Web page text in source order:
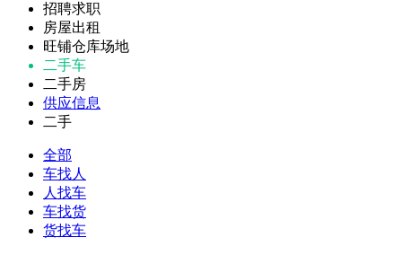
招聘求职
房屋出租
旺铺仓库场地
二手车
二手房
供应信息
二手
全部
车找人
人找车
车找货
货找车